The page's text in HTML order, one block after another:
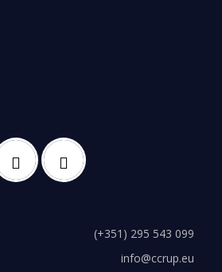
(+351) 295 543 099
info@ccrup.eu